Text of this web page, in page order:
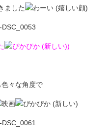
ました
)
々な角度で